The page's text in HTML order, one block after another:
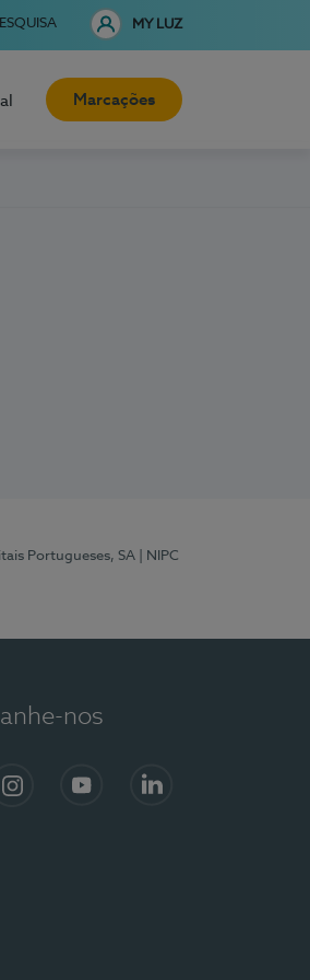
MY LUZ
Marcações
Portugueses, SA
| NIPC
nos